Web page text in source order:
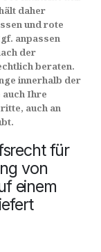
daher
und rote
anpassen
der
beraten.
innerhalb der
auch Ihre
auch an
für
von
einem